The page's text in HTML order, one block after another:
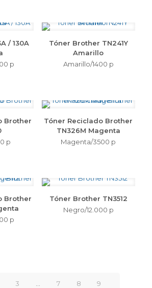
/ 130A
p
Tóner Brother TN241Y
Amarillo
Amarillo/1400 p
Brother
p
Tóner Reciclado Brother
TN326M Magenta
Magenta/3500 p
Brother
p
Tóner Brother TN3512
Negro/12.000 p
3 7 8 9